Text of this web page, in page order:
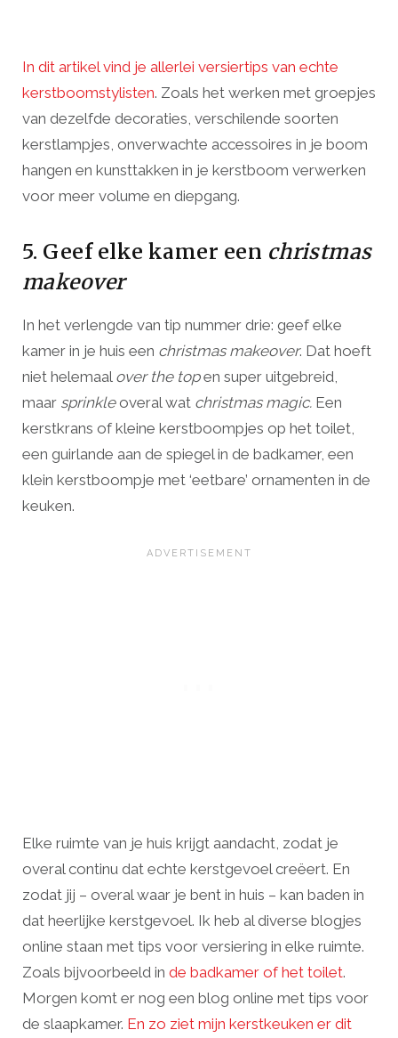
In dit artikel vind je allerlei versiertips van echte
kerstboomstylisten. Zoals het werken met groepjes
van dezelfde decoraties, verschilende soorten
kerstlampjes, onverwachte accessoires in je boom
hangen en kunsttakken in je kerstboom verwerken
voor meer volume en diepgang.
5. Geef elke kamer een christmas
makeover
In het verlengde van tip nummer drie: geef elke
kamer in je huis een christmas makeover. Dat hoeft
niet helemaal over the topen super uitgebreid,
maar sprinkleoveral wat christmas magic. Een
kerstkrans of kleine kerstboompjes op het toilet,
een guirlande aan de spiegel in de badkamer, een
klein kerstboompje met ‘eetbare’ ornamenten in de
keuken.
Elke ruimte van je huis krijgt aandacht, zodat je
overal continu dat echte kerstgevoel creëert. En
zodat jij – overal waar je bent in huis – kan baden in
dat heerlijke kerstgevoel. Ik heb al diverse blogjes
online staan met tips voor versiering in elke ruimte.
Zoals bijvoorbeeld in de badkamer of het toilet.
Morgen komt er nog een blog online met tips voor
de slaapkamer. En zo ziet mijn kerstkeuken er dit